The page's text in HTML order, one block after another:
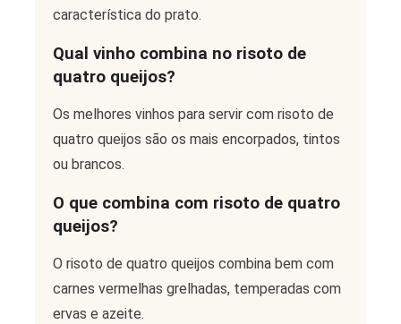
característica do prato.
Qual vinho combina no risoto de
quatro queijos?
Os melhores vinhos para servir com risoto de
quatro queijos são os mais encorpados, tintos
ou brancos.
O que combina com risoto de quatro
queijos?
O risoto de quatro queijos combina bem com
carnes vermelhas grelhadas, temperadas com
ervas e azeite.